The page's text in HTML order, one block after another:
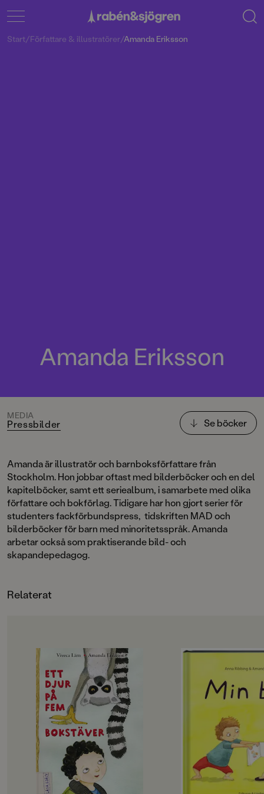
Start/Författare & illustratörer/Amanda Eriksson
Amanda Eriksson
MEDIA
Pressbilder Se böcker
Amanda är illustratör och barnboksförfattare från
Stockholm. Hon jobbar oftast med bilderböcker och en del
kapitelböcker, samt ett seriealbum, i samarbete med olika
författare och bokförlag. Tidigare har hon gjort serier för
studenters fackförbundspress, tidskriften MAD och
bilderböcker för barn med minoritetsspråk. Amanda
arbetar också som praktiserande bild- och
skapandepedagog.
Relaterat
OM BOKEN
Viveca Lärn är en av vårt lands
främsta och mest älskade
barnboksförfattare. Nu är hon
tillbaka med en ny djursaga - en
fristående fortsättning på
Kottsommar!
Hösten har kommit till Orust och
Pigge och Gnidde, de populära
igelkottarna från Kottsommar, har
gått i ide. Då passar Ola och Lisa på
OM BOKEN
När två små
det bara finns en
uppstå problem.
Vems bok är det
Vill ha bok. Låna
bok!!! Gömma bok.
Vilken tur att det
En lekfull
stort bokbegär!
BOK!
"Min bok!" är ett